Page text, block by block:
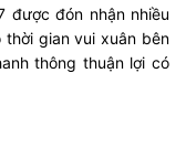
được đón nhận nhiều
gian vui xuân bên
thông thuận lợi có